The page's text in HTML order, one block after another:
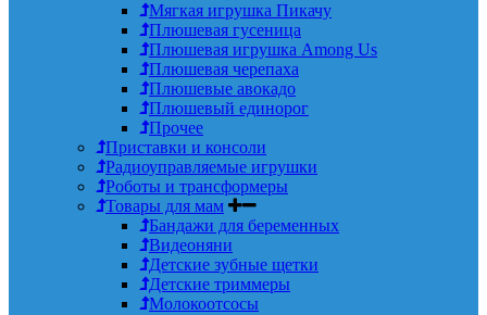
Мягкая игрушка Пикачу
Плюшевая гусеница
Плюшевая игрушка Among Us
Плюшевая черепаха
Плюшевые авокадо
Плюшевый единорог
Прочее
Приставки и консоли
Радиоуправляемые игрушки
Роботы и трансформеры
Товары для мам
Бандажи для беременных
Видеоняни
Детские зубные щетки
Детские триммеры
Молокоотсосы